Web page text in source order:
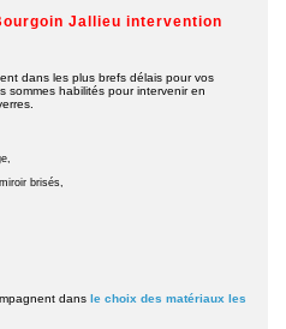
Jallieu intervention
dans les plus brefs délais pour vos
sommes habilités pour intervenir en
brisés,
dans le choix des matériaux les